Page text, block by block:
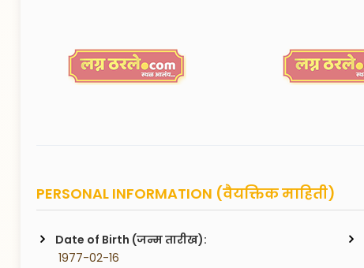
PERSONAL INFORMATION (वैयक्तिक माहिती)
Date of Birth (जन्म तारीख):
1977-02-16